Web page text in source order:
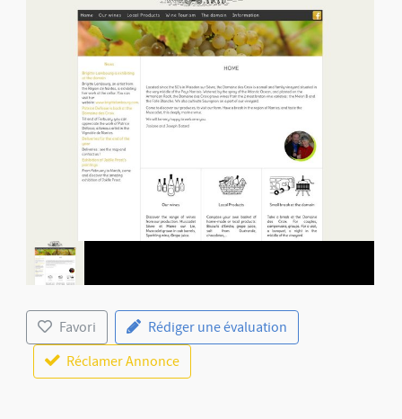
Favori
Rédiger une évaluation
Réclamer Annonce